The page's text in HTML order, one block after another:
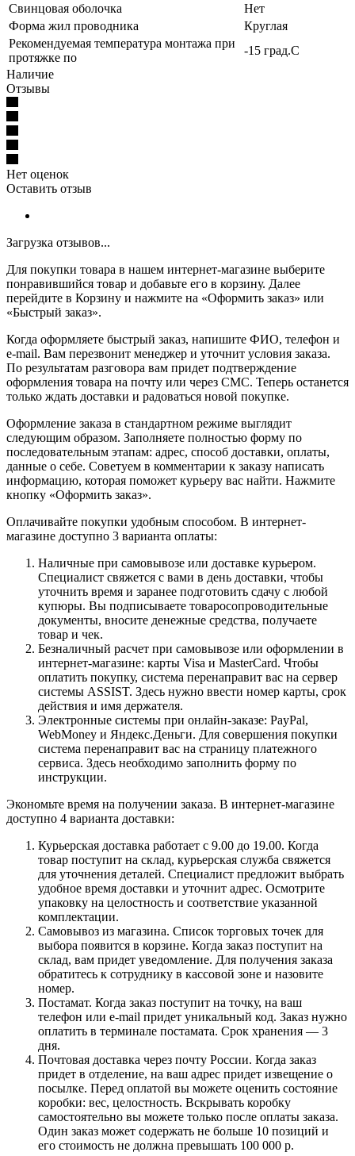
Свинцовая оболочка
Нет
Форма жил проводника
Круглая
Рекомендуемая температура монтажа при
протяжке по
-15 град.C
Наличие
Отзывы
Нет оценок
Оставить отзыв
Загрузка отзывов...
Для покупки товара в нашем интернет-магазине выберите
понравившийся товар и добавьте его в корзину. Далее
перейдите в Корзину и нажмите на «Оформить заказ» или
«Быстрый заказ».
Когда оформляете быстрый заказ, напишите ФИО, телефон и
e-mail. Вам перезвонит менеджер и уточнит условия заказа.
По результатам разговора вам придет подтверждение
оформления товара на почту или через СМС. Теперь останется
только ждать доставки и радоваться новой покупке.
Оформление заказа в стандартном режиме выглядит
следующим образом. Заполняете полностью форму по
последовательным этапам: адрес, способ доставки, оплаты,
данные о себе. Советуем в комментарии к заказу написать
информацию, которая поможет курьеру вас найти. Нажмите
кнопку «Оформить заказ».
Оплачивайте покупки удобным способом. В интернет-
магазине доступно 3 варианта оплаты:
Наличные при самовывозе или доставке курьером.
Специалист свяжется с вами в день доставки, чтобы
уточнить время и заранее подготовить сдачу с любой
купюры. Вы подписываете товаросопроводительные
документы, вносите денежные средства, получаете
товар и чек.
Безналичный расчет при самовывозе или оформлении в
интернет-магазине: карты Visa и MasterCard. Чтобы
оплатить покупку, система перенаправит вас на сервер
системы ASSIST. Здесь нужно ввести номер карты, срок
действия и имя держателя.
Электронные системы при онлайн-заказе: PayPal,
WebMoney и Яндекс.Деньги. Для совершения покупки
система перенаправит вас на страницу платежного
сервиса. Здесь необходимо заполнить форму по
инструкции.
Экономьте время на получении заказа. В интернет-магазине
доступно 4 варианта доставки:
Курьерская доставка работает с 9.00 до 19.00. Когда
товар поступит на склад, курьерская служба свяжется
для уточнения деталей. Специалист предложит выбрать
удобное время доставки и уточнит адрес. Осмотрите
упаковку на целостность и соответствие указанной
комплектации.
Самовывоз из магазина. Список торговых точек для
выбора появится в корзине. Когда заказ поступит на
склад, вам придет уведомление. Для получения заказа
обратитесь к сотруднику в кассовой зоне и назовите
номер.
Постамат. Когда заказ поступит на точку, на ваш
телефон или e-mail придет уникальный код. Заказ нужно
оплатить в терминале постамата. Срок хранения — 3
дня.
Почтовая доставка через почту России. Когда заказ
придет в отделение, на ваш адрес придет извещение о
посылке. Перед оплатой вы можете оценить состояние
коробки: вес, целостность. Вскрывать коробку
самостоятельно вы можете только после оплаты заказа.
Один заказ может содержать не больше 10 позиций и
его стоимость не должна превышать 100 000 р.